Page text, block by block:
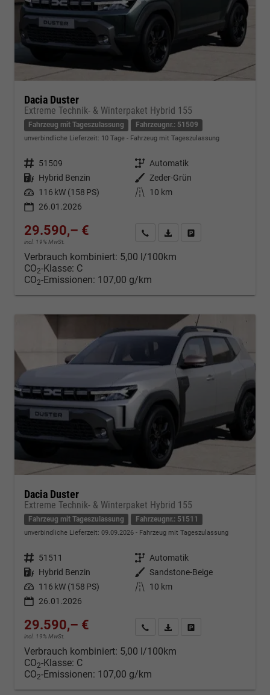
Dacia Duster
Extreme Technik- & Winterpaket Hybrid 155
Fahrzeug mit Tageszulassung Fahrzeugnr.: 51509
unverbindliche Lieferzeit: 10 Tage Fahrzeug mit Tageszulassung
Fahrzeugnr. 51509 Getriebe Automatik
Kraftstoff Hybrid Benzin Außenfarbe Zeder-Grün
Leistung 116 kW (158 PS) Kilometerstand
10 km
26.01.2026
29.590,– €
incl. 19% MwSt.
Kontakt & Angebot anfordern
PDF-Datei, Fahrzeugexposé
Verbrauch kombiniert: 5,00 l/100km
CO2-Klasse: C
CO2-Emissionen: 107,00 g/km
Dacia Duster
Extreme Technik- & Winterpaket Hybrid 155
Fahrzeug mit Tageszulassung Fahrzeugnr.: 51511
unverbindliche Lieferzeit: 09.09.2026 Fahrzeug mit Tageszulassung
Fahrzeugnr. 51511 Getriebe Automatik
Kraftstoff Hybrid Benzin Außenfarbe Sandstone-Beige
Leistung 116 kW (158 PS) Kilometerstand
10 km
26.01.2026
29.590,– €
incl. 19% MwSt.
Kontakt & Angebot anfordern
PDF-Datei, Fahrzeugexposé
Verbrauch kombiniert: 5,00 l/100km
CO2-Klasse: C
CO2-Emissionen: 107,00 g/km